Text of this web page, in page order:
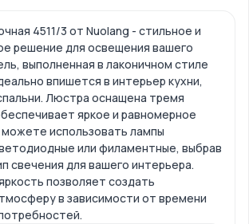
4511/3 от Nuolang - стильное и
решение для освещения вашего
выполненная в лаконичном стиле
впишется в интерьер кухни,
Люстра оснащена тремя
яркое и равномерное
использовать лампы
или филаментные, выбрав
свечения для вашего интерьера.
позволяет создать
в зависимости от времени